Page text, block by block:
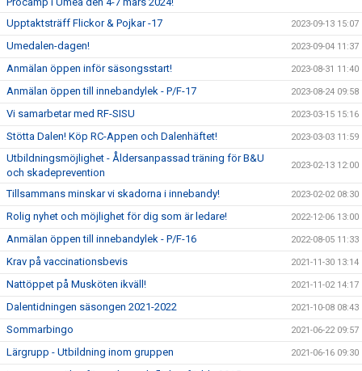
Upptaktsträff Flickor & Pojkar -17 2023-09-13 15:07
Umedalen-dagen! 2023-09-04 11:37
Anmälan öppen inför säsongsstart! 2023-08-31 11:40
Anmälan öppen till innebandylek - P/F-17 2023-08-24 09:58
Vi samarbetar med RF-SISU 2023-03-15 15:16
Stötta Dalen! Köp RC-Appen och Dalenhäftet! 2023-03-03 11:59
Utbildningsmöjlighet - Åldersanpassad träning för B&U
och skadeprevention
2023-02-13 12:00
Tillsammans minskar vi skadorna i innebandy! 2023-02-02 08:30
Rolig nyhet och möjlighet för dig som är ledare! 2022-12-06 13:00
Anmälan öppen till innebandylek - P/F-16 2022-08-05 11:33
Krav på vaccinationsbevis 2021-11-30 13:14
Nattöppet på Musköten ikväll! 2021-11-02 14:17
Dalentidningen säsongen 2021-2022 2021-10-08 08:43
Sommarbingo 2021-06-22 09:57
Lärgrupp - Utbildning inom gruppen 2021-06-16 09:30